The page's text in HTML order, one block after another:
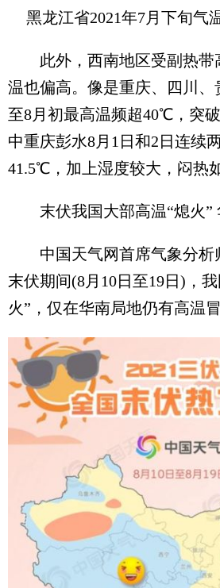
黑龙江省2021年7月下旬气
此外，西南地区受副热带
温也偏高。像是重庆、四川、
至8月初最高温频超40℃，突
中重庆彭水8月1日和2日连续
41.5℃，加上湿度较大，闷热
末伏我国大部高温“熄火”
中国天气网首席气象分析
末伏期间(8月10日至19日)，
火”，仅在华南局地仍有高温冒